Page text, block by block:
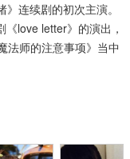
连续剧的初次主演。
love letter》的演出，
法师的注意事项》当中